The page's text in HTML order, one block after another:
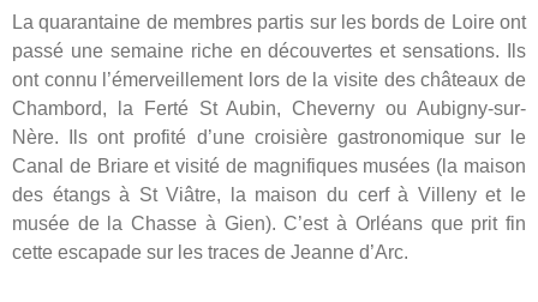
La quarantaine de membres partis sur les bords de Loire ont
passé une semaine riche en découvertes et sensations. Ils
ont connu l’émerveillement lors de la visite des châteaux de
Chambord, la Ferté St Aubin, Cheverny ou Aubigny-sur-
Nère. Ils ont profité d’une croisière gastronomique sur le
Canal de Briare et visité de magnifiques musées (la maison
des étangs à St Viâtre, la maison du cerf à Villeny et le
musée de la Chasse à Gien). C’est à Orléans que prit fin
cette escapade sur les traces de Jeanne d’Arc.